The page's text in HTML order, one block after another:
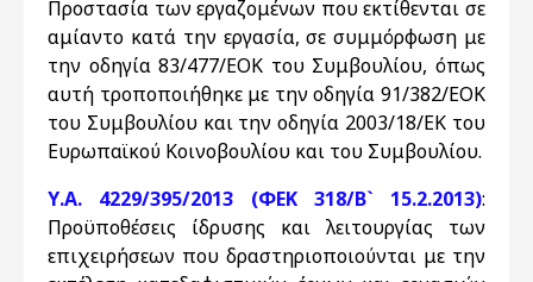
Προστασία των εργαζομένων που εκτίθενται σε
αμίαντο κατά την εργασία, σε συμμόρφωση με
την οδηγία 83/477/ΕΟΚ του Συμβουλίου, όπως
αυτή τροποποιήθηκε με την οδηγία 91/382/ΕΟΚ
του Συμβουλίου και την οδηγία 2003/18/ΕΚ του
Ευρωπαϊκού Κοινοβουλίου και του Συμβουλίου.
Υ.Α. 4229/395/2013 (ΦΕΚ 318/Β` 15.2.2013):
Προϋποθέσεις ίδρυσης και λειτουργίας των
επιχειρήσεων που δραστηριοποιούνται με την